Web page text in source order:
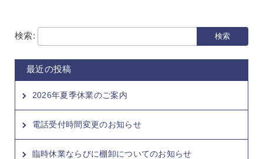
検索:
最近の投稿
2026年夏季休業のご案内
電話受付時間変更のお知らせ
臨時休業ならびに棚卸についてのお知らせ